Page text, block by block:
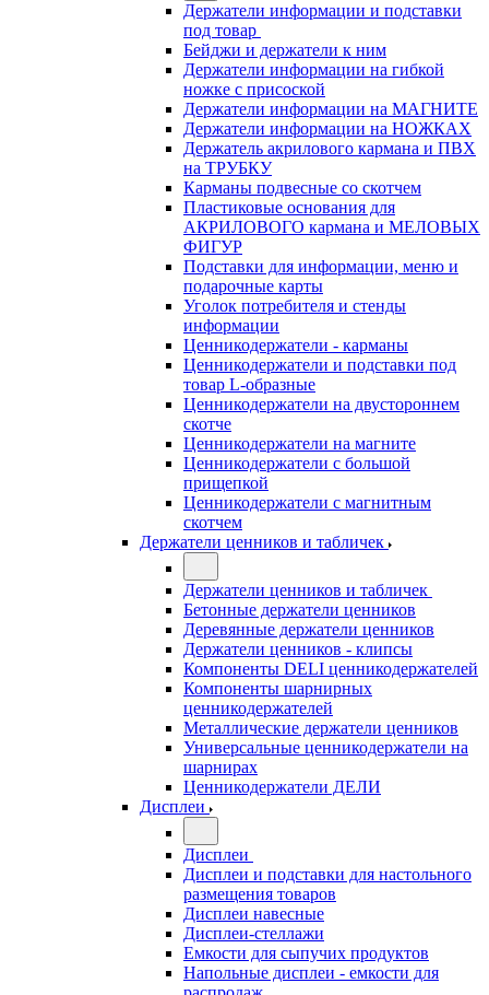
Держатели информации и подставки
под товар
Бейджи и держатели к ним
Держатели информации на гибкой
ножке с присоской
Держатели информации на МАГНИТЕ
Держатели информации на НОЖКАХ
Держатель акрилового кармана и ПВХ
на ТРУБКУ
Карманы подвесные со скотчем
Пластиковые основания для
АКРИЛОВОГО кармана и МЕЛОВЫХ
ФИГУР
Подставки для информации, меню и
подарочные карты
Уголок потребителя и стенды
информации
Ценникодержатели - карманы
Ценникодержатели и подставки под
товар L-образные
Ценникодержатели на двустороннем
скотче
Ценникодержатели на магните
Ценникодержатели с большой
прищепкой
Ценникодержатели с магнитным
скотчем
Держатели ценников и табличек
Держатели ценников и табличек
Бетонные держатели ценников
Деревянные держатели ценников
Держатели ценников - клипсы
Компоненты DELI ценникодержателей
Компоненты шарнирных
ценникодержателей
Металлические держатели ценников
Универсальные ценникодержатели на
шарнирах
Ценникодержатели ДЕЛИ
Дисплеи
Дисплеи
Дисплеи и подставки для настольного
размещения товаров
Дисплеи навесные
Дисплеи-стеллажи
Емкости для сыпучих продуктов
Напольные дисплеи - емкости для